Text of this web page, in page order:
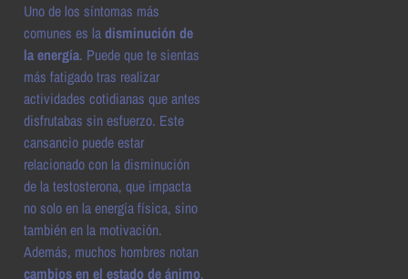
Uno de los síntomas más
comunes es ladisminución de
la energía. Puede que te sientas
más fatigado tras realizar
actividades cotidianas que antes
disfrutabas sin esfuerzo. Este
cansancio puede estar
relacionado con la disminución
de la testosterona, que impacta
no solo en la energía física, sino
también en la motivación.
Además, muchos hombres notan
cambios en el estado de ánimo,